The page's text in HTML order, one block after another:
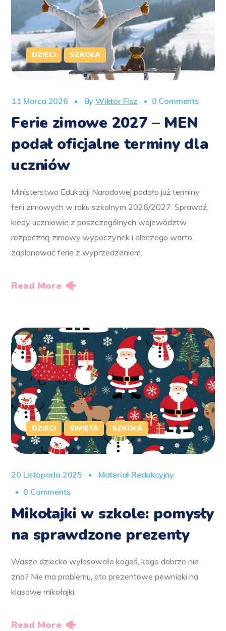
DZIECI SZKOŁA
11 Marca 2026 ByWiktor Fisz 0 Comments
Ferie zimowe 2027 – MEN
podał oficjalne terminy dla
uczniów
Ministerstwo Edukacji Narodowej podało już terminy
ferii zimowych w roku szkolnym 2026/2027. Sprawdź,
kiedy uczniowie z poszczególnych województw
rozpoczną zimowy wypoczynek i dlaczego warto
zaplanować ferie z wyprzedzeniem.
Read More
DZIECI ŚWIĘTA SZKOŁA
20 Listopada 2025
Materiał Redakcyjny
0 Comments
Mikołajki w szkole: pomysły
na sprawdzone prezenty
Wasze dziecko wylosowało kogoś, kogo dobrze nie
zna? Nie ma problemu, oto prezentowe pewniaki na
klasowe mikołajki.
Read More